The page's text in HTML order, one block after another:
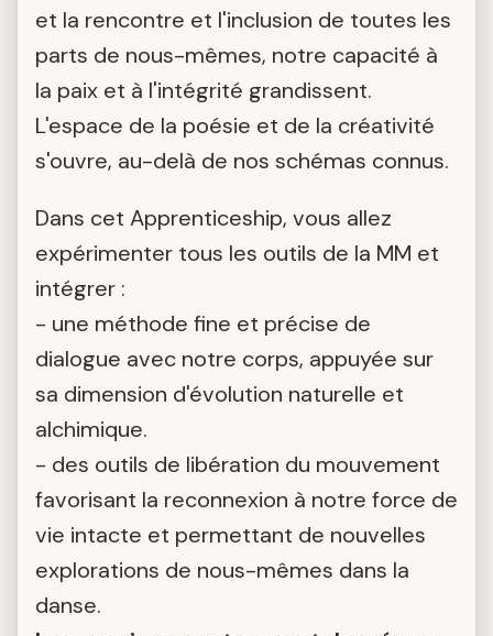
et la rencontre et l'inclusion de toutes les
parts de nous-mêmes, notre capacité à
la paix et à l'intégrité grandissent.
L'espace de la poésie et de la créativité
s'ouvre, au-delà de nos schémas connus.
Dans cet Apprenticeship, vous allez
expérimenter tous les outils de la MM et
intégrer :
- une méthode fine et précise de
dialogue avec notre corps, appuyée sur
sa dimension d'évolution naturelle et
alchimique.
- des outils de libération du mouvement
favorisant la reconnexion à notre force de
vie intacte et permettant de nouvelles
explorations de nous-mêmes dans la
danse.